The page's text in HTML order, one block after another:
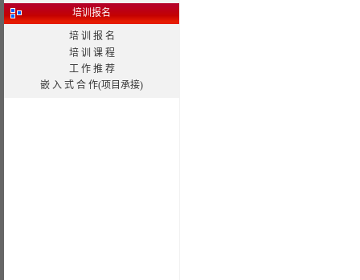
培训报名
培 训 报 名
培 训 课 程
工 作 推 荐
嵌 入 式 合 作(项目承接)